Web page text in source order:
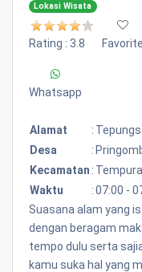
Lokasi Wisata
Rating : 3.8 Favorite
Whatsapp
Alamat :
Desa
:
Kecamatan :
Waktu
:07:00 -
Suasana alam yang
dengan beragam
tempo dulu serta
kamu suka hal yang